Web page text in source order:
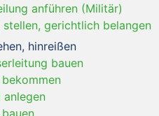
anführen (Militär)
gerichtlich belangen
hinreißen
bauen
anlegen